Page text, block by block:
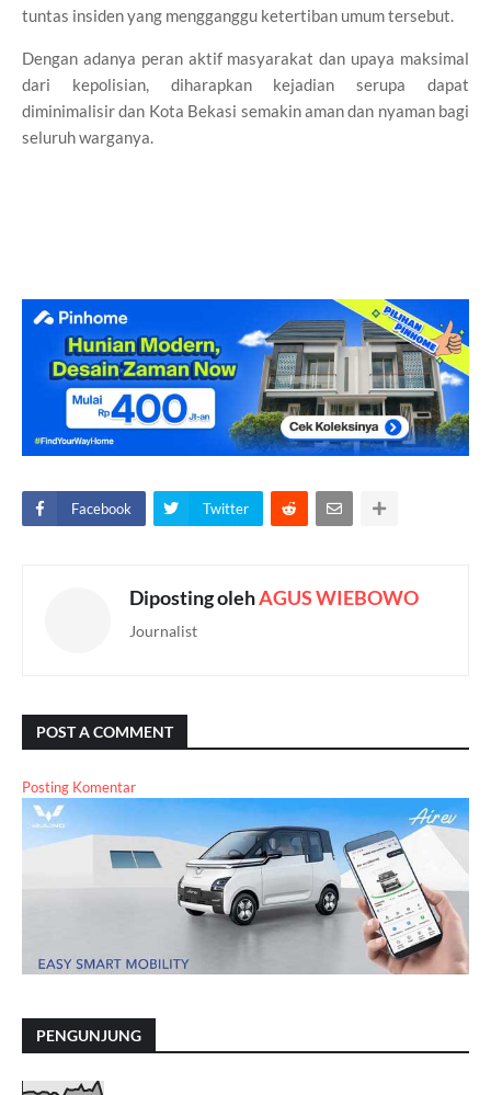
tuntas insiden yang mengganggu ketertiban umum tersebut.
Dengan adanya peran aktif masyarakat dan upaya maksimal
dari kepolisian, diharapkan kejadian serupa dapat
diminimalisir dan Kota Bekasi semakin aman dan nyaman bagi
seluruh warganya.
Facebook Twitter
Diposting olehAGUS WIEBOWO
Journalist
POST A COMMENT
Posting Komentar
PENGUNJUNG